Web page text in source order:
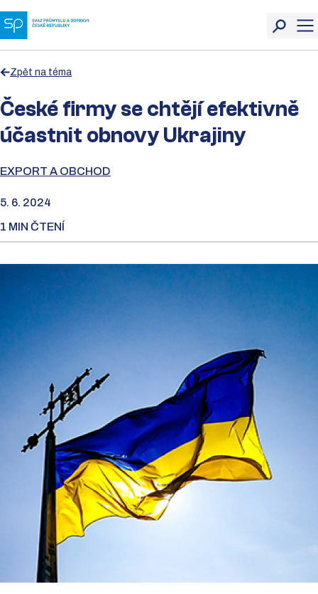
Zpět na téma
České firmy se chtějí efektivně
účastnit obnovy Ukrajiny
EXPORT A OBCHOD
5. 6. 2024
1 MIN ČTENÍ